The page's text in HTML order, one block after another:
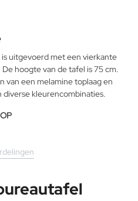
uitgevoerd met een vierkante
hoogte van de tafel is 75 cm.
van een melamine toplaag en
kleurencombinaties.